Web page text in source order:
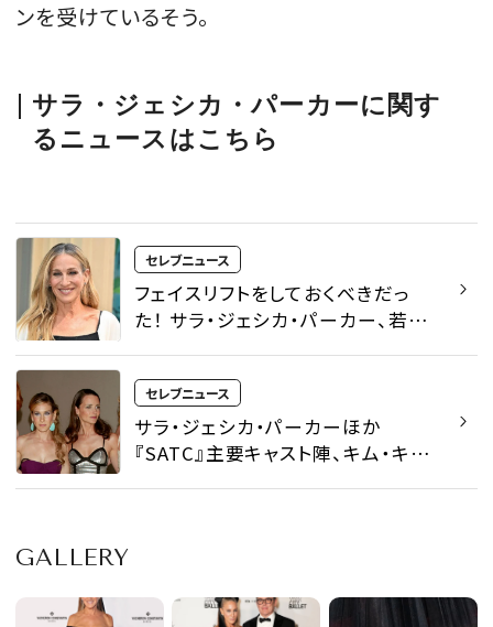
ンを受けているそう。
サラ・ジェシカ・パーカーに関す
るニュースはこちら
セレブニュース
フェイスリフトをしておくべきだっ
た！ サラ・ジェシカ・パーカー、若い
後悔を語る
セレブニュース
サラ・ジェシカ・パーカーほか
『SATC』主要キャスト陣、キム・キャ
GALLERY